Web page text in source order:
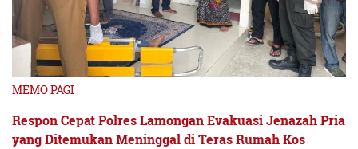
MEMO PAGI
Respon Cepat Polres Lamongan Evakuasi Jenazah Pria
yang Ditemukan Meninggal di Teras Rumah Kos